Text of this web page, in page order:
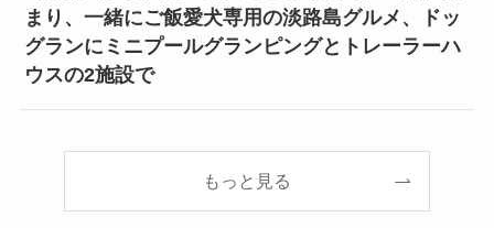
まり、一緒にご飯愛犬専用の淡路島グルメ、ドッ
グランにミニプールグランピングとトレーラーハ
ウスの2施設で
もっと見る